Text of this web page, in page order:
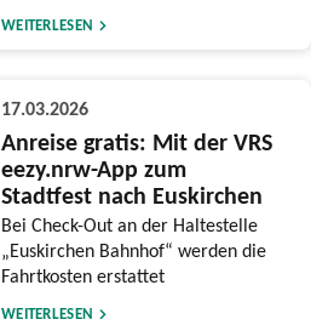
WEITERLESEN
17.03.2026
Anreise gratis: Mit der VRS
eezy.nrw-App zum
Stadtfest nach Euskirchen
Bei Check-Out an der Haltestelle
„Euskirchen Bahnhof“ werden die
Fahrtkosten erstattet
WEITERLESEN